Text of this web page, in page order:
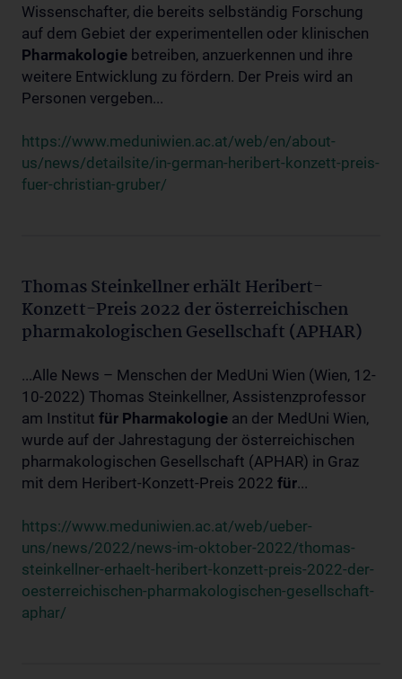
Wissenschafter, die bereits selbständig Forschung
auf dem Gebiet der experimentellen oder klinischen
Pharmakologie betreiben, anzuerkennen und ihre
weitere Entwicklung zu fördern. Der Preis wird an
Personen vergeben...
https://www.meduniwien.ac.at/web/en/about-
us/news/detailsite/in-german-heribert-konzett-preis-
fuer-christian-gruber/
Thomas Steinkellner erhält Heribert-
Konzett-Preis 2022 der österreichischen
pharmakologischen Gesellschaft (APHAR)
...Alle News – Menschen der MedUni Wien (Wien, 12-
10-2022) Thomas Steinkellner, Assistenzprofessor
am Institut für Pharmakologie an der MedUni Wien,
wurde auf der Jahrestagung der österreichischen
pharmakologischen Gesellschaft (APHAR) in Graz
mit dem Heribert-Konzett-Preis 2022 für...
https://www.meduniwien.ac.at/web/ueber-
uns/news/2022/news-im-oktober-2022/thomas-
steinkellner-erhaelt-heribert-konzett-preis-2022-der-
oesterreichischen-pharmakologischen-gesellschaft-
aphar/